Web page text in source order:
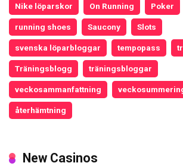
Nike löparskor On Running Poker
running shoes Saucony Slots
svenska löparbloggar tempopass
Träningsblogg träningsbloggar
veckosammanfattning
återhämtning
New Casinos